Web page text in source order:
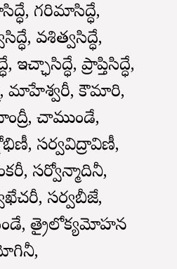
గరిమాసిద్ధే,
వశిత్వసిద్ధే,
ఇచ్ఛాసిద్ధే, ప్రాప్తిసిద్ధే,
మాహేశ్వరీ, కౌమారి,
చాముండే,
సర్వవిద్రావిణీ,
సర్వోన్మాదినీ,
సర్వబీజే,
త్రైలోక్యమోహన